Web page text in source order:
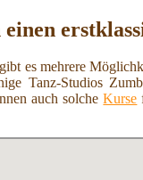
es mehrere
Tanz-Studios
auch solcheKurse